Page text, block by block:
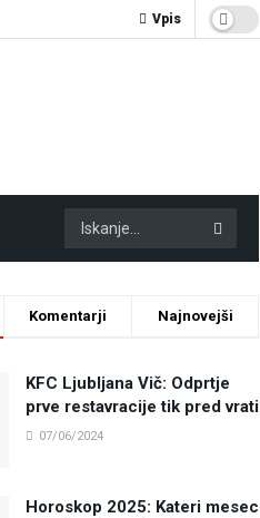
Vpis
Komentarji Najnovejši
KFC Ljubljana Vič: Odprtje
prve restavracije tik pred vrati
07/06/2024
Horoskop 2025: Kateri mesec